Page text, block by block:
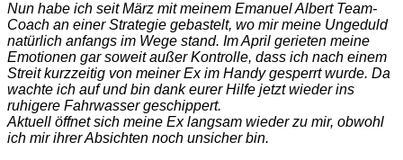
Nun habe ich seit März mit meinem Emanuel Albert Team-
Coach an einer Strategie gebastelt, wo mir meine Ungeduld
natürlich anfangs im Wege stand. Im April gerieten meine
Emotionen gar soweit außer Kontrolle, dass ich nach einem
Streit kurzzeitig von meiner Ex im Handy gesperrt wurde. Da
wachte ich auf und bin dank eurer Hilfe jetzt wieder ins
ruhigere Fahrwasser geschippert.
Aktuell öffnet sich meine Ex langsam wieder zu mir, obwohl
ich mir ihrer Absichten noch unsicher bin.